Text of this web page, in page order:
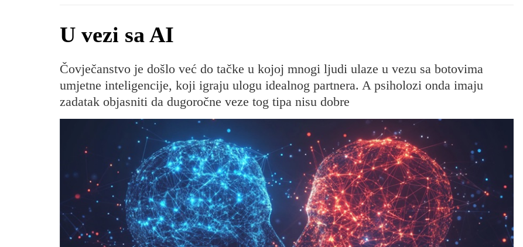
​U vezi sa AI
Čovječanstvo je došlo već do tačke u kojoj mnogi ljudi ulaze u vezu sa botovima
umjetne inteligencije, koji igraju ulogu idealnog partnera. A psiholozi onda imaju
zadatak objasniti da dugoročne veze tog tipa nisu dobre